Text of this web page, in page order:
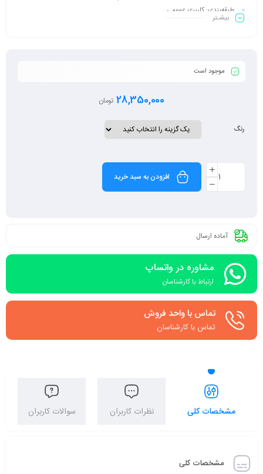
طبقه‌بندی: کاربری عمومی
ویژگی بیشتر
بیشـتر
موجود است
28,350,000 تومان
رنگ
افزودن به سبد خرید
آماده ارسال
مشاوره در واتساپ
ارتباط با کارشناسان
تماس با واحد فروش
تماس با کارشناسان
مشخصات کلی نظرات کاربران سوالات کاربران
مشخصات کلی